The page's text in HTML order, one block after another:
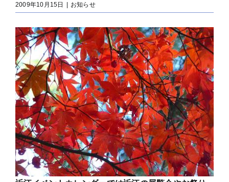
2009年10月15日 お知らせ